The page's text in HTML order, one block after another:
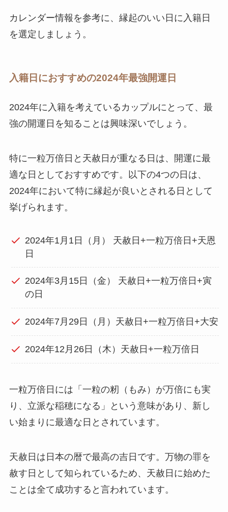
カレンダー情報を参考に、縁起のいい日に入籍日
を選定しましょう。
入籍日におすすめの2024年最強開運日
2024年に入籍を考えているカップルにとって、最
強の開運日を知ることは興味深いでしょう。
特に一粒万倍日と天赦日が重なる日は、開運に最
適な日としておすすめです。以下の4つの日は、
2024年において特に縁起が良いとされる日として
挙げられます。
2024年1月1日（月） 天赦日+一粒万倍日+天恩
日
2024年3月15日（金） 天赦日+一粒万倍日+寅
の日
2024年7月29日（月）天赦日+一粒万倍日+大安
2024年12月26日（木）天赦日+一粒万倍日
一粒万倍日には「一粒の籾（もみ）が万倍にも実
り、立派な稲穂になる」という意味があり、新し
い始まりに最適な日とされています。
天赦日は日本の暦で最高の吉日です。万物の罪を
赦す日として知られているため、天赦日に始めた
ことは全て成功すると言われています。